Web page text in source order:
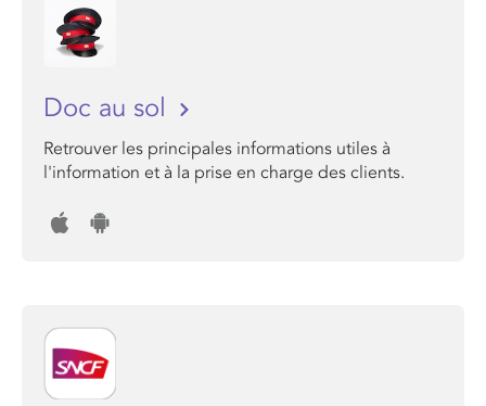
Doc au sol
Retrouver les principales informations utiles à
l'information et à la prise en charge des clients.